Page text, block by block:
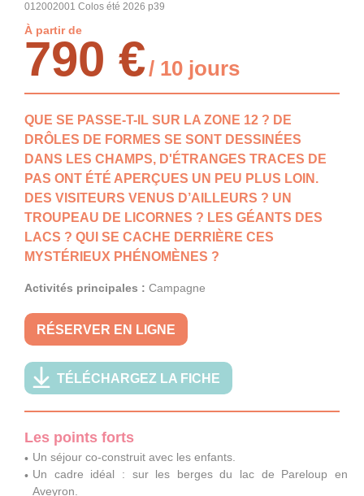
012002001 Colos été 2026 p39
À partir de
790 €/ 10 jours
QUE SE PASSE-T-IL SUR LA ZONE 12 ? DE
DRÔLES DE FORMES SE SONT DESSINÉES
DANS LES CHAMPS, D'ÉTRANGES TRACES DE
PAS ONT ÉTÉ APERÇUES UN PEU PLUS LOIN.
DES VISITEURS VENUS D’AILLEURS ? UN
TROUPEAU DE LICORNES ? LES GÉANTS DES
LACS ? QUI SE CACHE DERRIÈRE CES
MYSTÉRIEUX PHÉNOMÈNES ?
Activités principales : Campagne
RÉSERVER EN LIGNE
TÉLÉCHARGEZ LA FICHE
Les points forts
Un séjour co-construit avec les enfants.
Un cadre idéal : sur les berges du lac de Pareloup en
Aveyron.